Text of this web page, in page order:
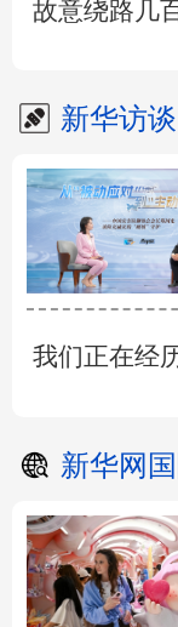
故意绕路几
新华访谈
我们正在经
新华网